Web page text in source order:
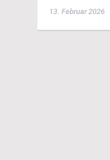
13. Februar 2026